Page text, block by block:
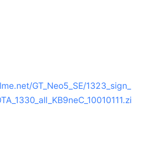
GT_Neo5_SE/1323_sign_